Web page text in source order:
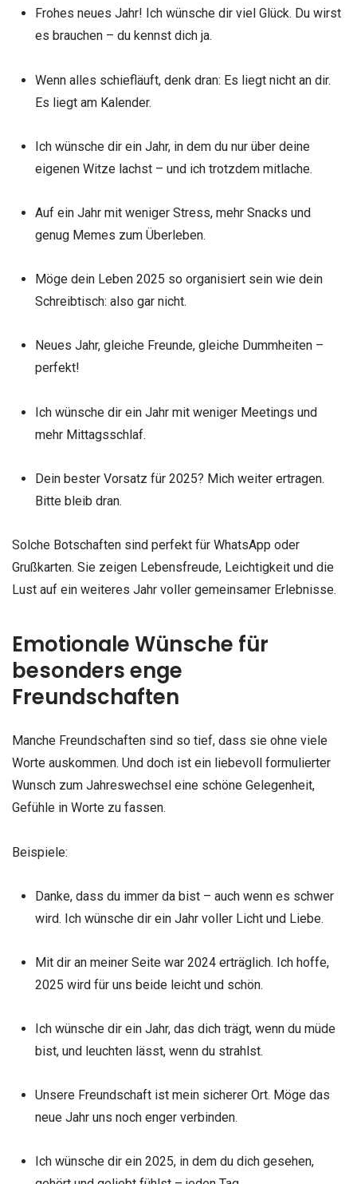
Frohes neues Jahr! Ich wünsche dir viel Glück. Du wirst
es brauchen – du kennst dich ja.
Wenn alles schiefläuft, denk dran: Es liegt nicht an dir.
Es liegt am Kalender.
Ich wünsche dir ein Jahr, in dem du nur über deine
eigenen Witze lachst – und ich trotzdem mitlache.
Auf ein Jahr mit weniger Stress, mehr Snacks und
genug Memes zum Überleben.
Möge dein Leben 2025 so organisiert sein wie dein
Schreibtisch: also gar nicht.
Neues Jahr, gleiche Freunde, gleiche Dummheiten –
perfekt!
Ich wünsche dir ein Jahr mit weniger Meetings und
mehr Mittagsschlaf.
Dein bester Vorsatz für 2025? Mich weiter ertragen.
Bitte bleib dran.
Solche Botschaften sind perfekt für WhatsApp oder
Grußkarten. Sie zeigen Lebensfreude, Leichtigkeit und die
Lust auf ein weiteres Jahr voller gemeinsamer Erlebnisse.
Emotionale Wünsche für
besonders enge
Freundschaften
Manche Freundschaften sind so tief, dass sie ohne viele
Worte auskommen. Und doch ist ein liebevoll formulierter
Wunsch zum Jahreswechsel eine schöne Gelegenheit,
Gefühle in Worte zu fassen.
Beispiele:
Danke, dass du immer da bist – auch wenn es schwer
wird. Ich wünsche dir ein Jahr voller Licht und Liebe.
Mit dir an meiner Seite war 2024 erträglich. Ich hoffe,
2025 wird für uns beide leicht und schön.
Ich wünsche dir ein Jahr, das dich trägt, wenn du müde
bist, und leuchten lässt, wenn du strahlst.
Unsere Freundschaft ist mein sicherer Ort. Möge das
neue Jahr uns noch enger verbinden.
Ich wünsche dir ein 2025, in dem du dich gesehen,